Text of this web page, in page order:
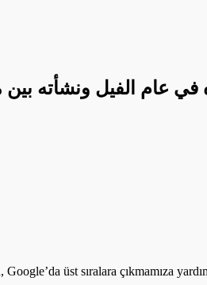
عام الفيل ونشأته بين
üst sıralara çıkmamıza